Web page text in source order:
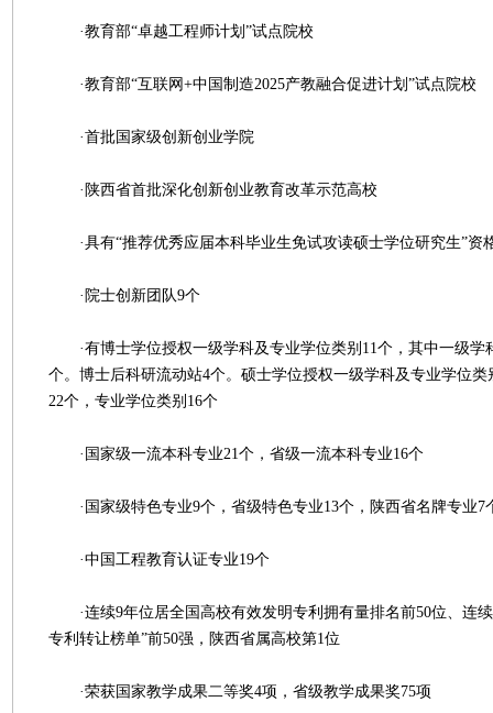
·教育部“卓越工程师计划”试点院校
·教育部“互联网+中国制造2025产教融合促进计划”试点院校
·首批国家级创新创业学院
·陕西省首批深化创新创业教育改革示范高校
·具有“推荐优秀应届本科毕业生免试攻读硕士学位研究生”资
·院士创新团队9个
·有博士学位授权一级学科及专业学位类别11个，其中一级学
个。博士后科研流动站4个。硕士学位授权一级学科及专业学位类
22个，专业学位类别16个
·国家级一流本科专业21个，省级一流本科专业16个
·国家级特色专业9个，省级特色专业13个，陕西省名牌专业7
·中国工程教育认证专业19个
·连续9年位居全国高校有效发明专利拥有量排名前50位、连续
专利转让榜单”前50强，陕西省属高校第1位
·荣获国家教学成果二等奖4项，省级教学成果奖75项